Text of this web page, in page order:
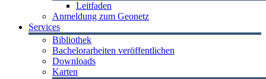
Leitfaden
Anmeldung zum Geonetz
Services
Bibliothek
Bachelorarbeiten veröffentlichen
Downloads
Karten